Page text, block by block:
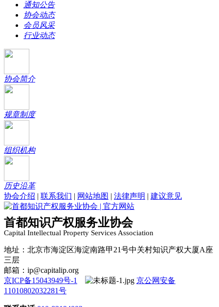
通知公告
协会动态
会员风采
行业动态
协会简介
规章制度
组织机构
历史沿革
协会介绍
联系我们 网站地图 法律声明 建议意见
首都知识产权服务业协会
Capital Intellectual Property Services Association
地址：北京市海淀区海淀南路甲21号中关村知识产权大厦A座
三层
邮箱：ip@capitalip.org
京ICP备15043949号-1
京公网安备
11010802032281号